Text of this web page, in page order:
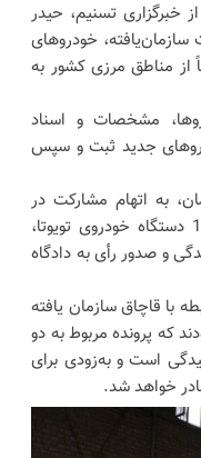
خبرگزاری تسنیم، حیدر
خودروهای
از مناطق مرزی کشور به
مشخصات و اسناد
جدید ثبت و سپس
به اتهام مشارکت در
قاچاق سازمان‌یافته و قاچاق حرفه‌ای 17 دستگاه خودروی تویوتا،
و صدور رأی به دادگاه
با قاچاق سازمان یافته
که پرونده مربوط به دو
است و به‌زودی برای
خواهد شد.